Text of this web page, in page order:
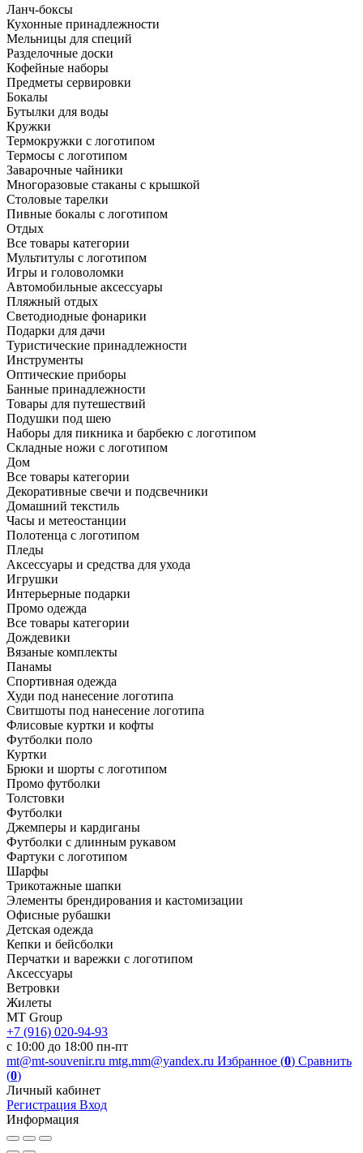
Ланч-боксы
Кухонные принадлежности
Мельницы для специй
Разделочные доски
Кофейные наборы
Предметы сервировки
Бокалы
Бутылки для воды
Кружки
Термокружки с логотипом
Термосы с логотипом
Заварочные чайники
Многоразовые стаканы с крышкой
Столовые тарелки
Пивные бокалы с логотипом
Отдых
Все товары категории
Мультитулы с логотипом
Игры и головоломки
Автомобильные аксессуары
Пляжный отдых
Светодиодные фонарики
Подарки для дачи
Туристические принадлежности
Инструменты
Оптические приборы
Банные принадлежности
Товары для путешествий
Подушки под шею
Наборы для пикника и барбекю с логотипом
Складные ножи с логотипом
Дом
Все товары категории
Декоративные свечи и подсвечники
Домашний текстиль
Часы и метеостанции
Полотенца с логотипом
Пледы
Аксессуары и средства для ухода
Игрушки
Интерьерные подарки
Промо одежда
Все товары категории
Дождевики
Вязаные комплекты
Панамы
Спортивная одежда
Худи под нанесение логотипа
Свитшоты под нанесение логотипа
Флисовые куртки и кофты
Футболки поло
Куртки
Брюки и шорты с логотипом
Промо футболки
Толстовки
Футболки
Джемперы и кардиганы
Футболки с длинным рукавом
Фартуки с логотипом
Шарфы
Трикотажные шапки
Элементы брендирования и кастомизации
Офисные рубашки
Детская одежда
Кепки и бейсболки
Перчатки и варежки с логотипом
Аксессуары
Ветровки
Жилеты
MT Group
+7 (916) 020-94-93
с 10:00 до 18:00 пн-пт
mt@mt-souvenir.ru mtg.mm@yandex.ru Избранное (0) Сравнить
(0)
Личный кабинет
Регистрация Вход
Информация